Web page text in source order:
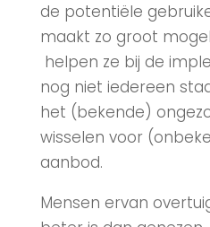
de potentiële
maakt zo groot
helpen ze bij de
nog niet iedereen
het (bekende)
wisselen voor
aanbod.
Mensen ervan